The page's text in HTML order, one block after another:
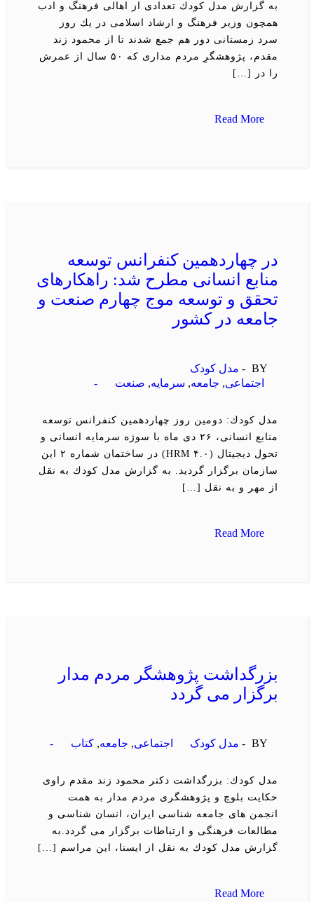
به گزارش مدل كودك تعدادی از اهالی فرهنگ و ادب
همچون وزیر فرهنگ و ارشاد اسلامی در یك روز
سرد زمستانی دور هم جمع شدند تا از محمود زند
مقدم، پژوهشگرِ مردم مداری كه ۵۰ سال از عمرش
را در […]
Read More
در چهاردهمین كنفرانس توسعه
منابع انسانی مطرح شد: راهكارهای
تحقق و توسعه موج چهارم صنعت و
جامعه در كشور
مدل کودک
اجتماعی,جامعه,سرمایه ,صنعت -
مدل كودك: دومین روز چهاردهمین كنفرانس توسعه
منابع انسانی، ۲۶ دی ماه با سوژه سرمایه انسانی و
تحول دیجیتال (HRM ۴.۰) در ساختمان شماره ۲ این
سازمان برگزار گردید. به گزارش مدل كودك به نقل
از مهر و به نقل […]
Read More
بزرگداشت پژوهشگر مردم مدار
برگزار می گردد
مدل کودک اجتماعی,جامعه,كتاب -
مدل كودك: بزرگداشت دكتر محمود زند مقدم راوی
حكایت بلوچ و پژوهشگری مردم مدار به همت
انجمن های جامعه شناسی ایران، انسان شناسی و
مطالعات فرهنگی و ارتباطات برگزار می گردد.به
گزارش مدل كودك به نقل از ایسنا، این مراسم […]
Read More